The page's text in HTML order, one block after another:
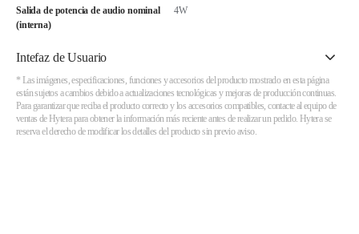
Salida de potencia de audio nominal
(interna)
4W
Intefaz de Usuario
* Las imágenes, especificaciones, funciones y accesorios del producto mostrado en esta página
están sujetos a cambios debido a actualizaciones tecnológicas y mejoras de producción continuas.
Para garantizar que reciba el producto correcto y los accesorios compatibles, contacte al equipo de
ventas de Hytera para obtener la información más reciente antes de realizar un pedido. Hytera se
reserva el derecho de modificar los detalles del producto sin previo aviso.